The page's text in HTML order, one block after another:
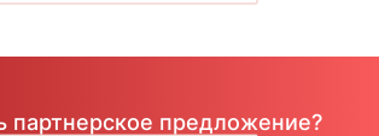
партнерское предложение?